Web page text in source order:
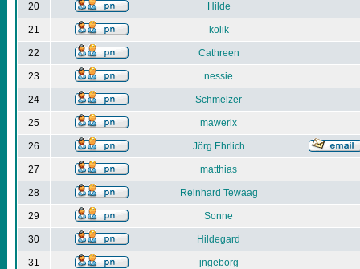
20 Hilde
21 kolik
22 Cathreen
23 nessie
24 Schmelzer
25 mawerix
26 Jörg Ehrlich
27 matthias
28 Reinhard Tewaag
29 Sonne
30 Hildegard
31 jngeborg